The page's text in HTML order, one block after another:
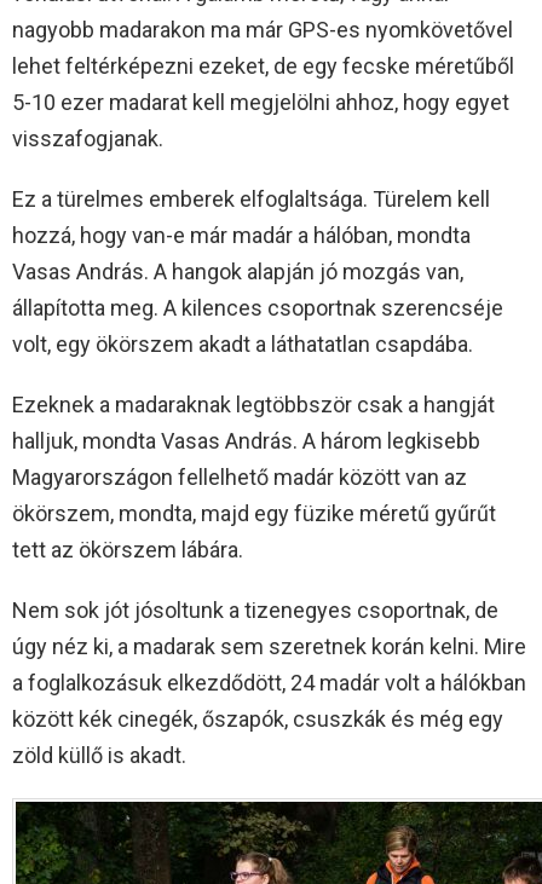
nagyobb madarakon ma már GPS-es nyomkövetővel
lehet feltérképezni ezeket, de egy fecske méretűből
5-10 ezer madarat kell megjelölni ahhoz, hogy egyet
visszafogjanak.
Ez a türelmes emberek elfoglaltsága. Türelem kell
hozzá, hogy van-e már madár a hálóban, mondta
Vasas András. A hangok alapján jó mozgás van,
állapította meg. A kilences csoportnak szerencséje
volt, egy ökörszem akadt a láthatatlan csapdába.
Ezeknek a madaraknak legtöbbször csak a hangját
halljuk, mondta Vasas András. A három legkisebb
Magyarországon fellelhető madár között van az
ökörszem, mondta, majd egy füzike méretű gyűrűt
tett az ökörszem lábára.
Nem sok jót jósoltunk a tizenegyes csoportnak, de
úgy néz ki, a madarak sem szeretnek korán kelni. Mire
a foglalkozásuk elkezdődött, 24 madár volt a hálókban
között kék cinegék, őszapók, csuszkák és még egy
zöld küllő is akadt.